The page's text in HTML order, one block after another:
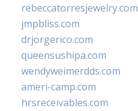
rebeccatorresjewelry.com
jmpbliss.com
drjorgerico.com
queensushipa.com
wendyweimerdds.com
ameri-camp.com
hrsreceivables.com